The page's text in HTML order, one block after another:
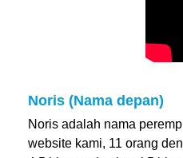
Noris (Nama depan)
Noris adalah nama
website kami, 11 orang